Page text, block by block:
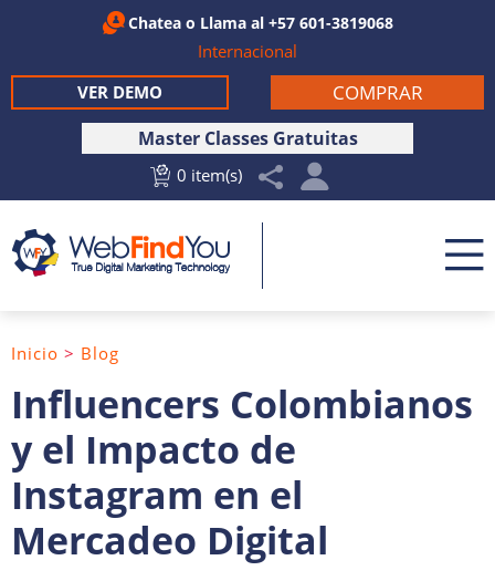
Chatea o Llama al +57 601-3819068
Internacional
Master Classes Gratuitas
0 item(s)
COMPRAR
VER DEMO
Influencers Colombianos
y el Impacto de
Instagram en el
Mercadeo Digital
Inicio > Blog